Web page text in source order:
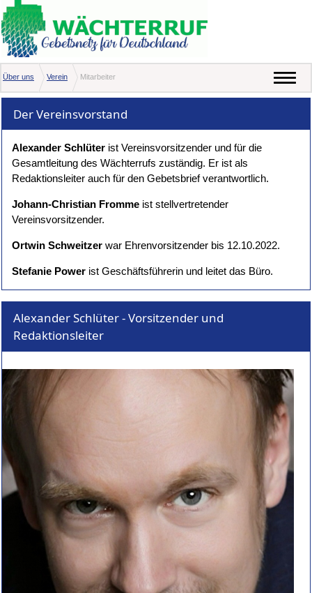
Über uns Verein Mitarbeiter
Der Vereinsvorstand
Alexander Schlüter ist Vereinsvorsitzender und für die
Gesamtleitung des Wächterrufs zuständig. Er ist als
Redaktionsleiter auch für den Gebetsbrief verantwortlich.
Johann-Christian Fromme ist stellvertretender
Vereinsvorsitzender.
Ortwin Schweitzer war Ehrenvorsitzender bis 12.10.2022.
Stefanie Power ist Geschäftsführerin und leitet das Büro.
Alexander Schlüter - Vorsitzender und
Redaktionsleiter